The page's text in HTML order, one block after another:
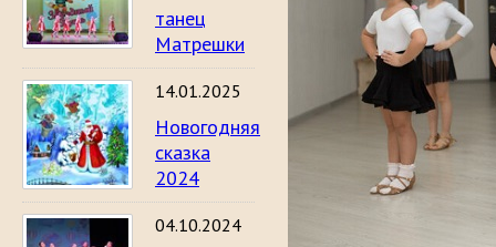
танец
Матрешки
14.01.2025
Новогодняя
сказка
2024
04.10.2024